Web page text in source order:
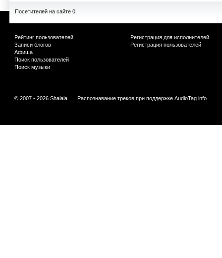
Посетителей на сайте 0
Рейтинг пользователей
Записи блогов
Афиша
Поиск пользователей
Поиск музыки
Регистрация для исполнителей
Регистрация пользователей
© 2007 - 2026 Shalala Распознавание треков при поддержке AudioTag.info